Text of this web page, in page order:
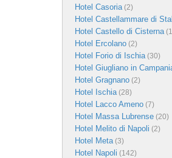
Hotel Casoria(2)
Hotel Castellammare di
Hotel Castello di Cisterna
Hotel Ercolano (2)
Hotel Forio di Ischia(30)
Hotel Giugliano in
Hotel Gragnano (2)
Hotel Ischia(28)
Hotel Lacco Ameno (7)
Hotel Massa Lubrense (20)
Hotel Melito di Napoli (2)
Hotel Meta(3)
Hotel Napoli (142)